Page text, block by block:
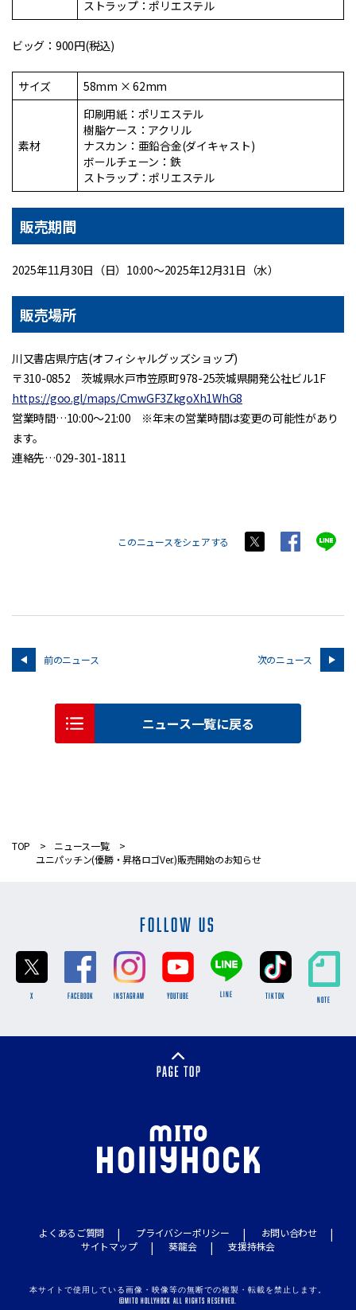
ストラップ：ポリエステル
ビッグ：900円(税込)
サイズ 58mm × 62mm
素材
印刷用紙：ポリエステル
樹脂ケース：アクリル
ナスカン：亜鉛合金(ダイキャスト)
ボールチェーン：鉄
ストラップ：ポリエステル
販売期間
2025年11月30日（日）10:00～2025年12月31日（水）
販売場所
川又書店県庁店(オフィシャルグッズショップ)
〒310-0852 茨城県水戸市笠原町978-25茨城県開発公社ビル1F
https://goo.gl/maps/CmwGF3ZkgoXh1WhG8
営業時間…10:00～21:00 ※年末の営業時間は変更の可能性があり
ます。
連絡先…029-301-1811
このニュースをシェアする
前のニュース 次のニュース
ニュース一覧に戻る
TOP
ニュース一覧
ユニパッチン(優勝・昇格ロゴVer.)販売開始のお知らせ
FOLLOW US
X FACEBOOK INSTAGRAM YOUTUBE LINE TikTok NOTE
よくあるご質問 プライバシーポリシー
お問い合わせ
サイトマップ
葵龍会 支援持株会
本サイトで使用している画像・映像等の無断での複製・転載を禁止します。
©MITO HOLLYHOCK ALL RIGHTS RESERVED.